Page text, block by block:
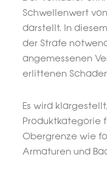
Schwellenwert
darstellt. In
der Strafe
angemessenen
erlittenen
Es wird
Produktkategorie
Obergrenze wie
Armaturen und